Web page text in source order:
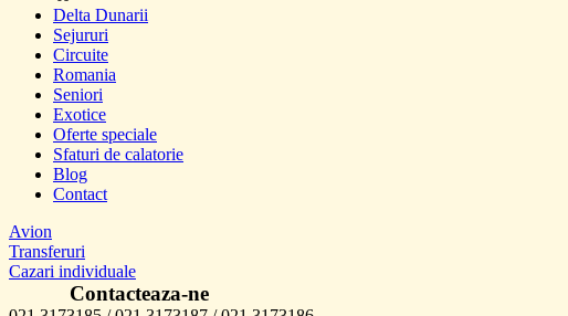
Delta Dunarii
Sejururi
Circuite
Romania
Seniori
Exotice
Oferte speciale
Sfaturi de calatorie
Blog
Contact
Avion
Transferuri
Cazari individuale
Contacteaza-ne